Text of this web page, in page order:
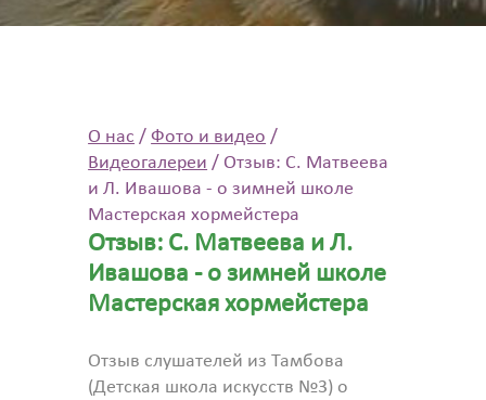
О нас /Фото и видео /
Видеогалереи / Отзыв: С. Матвеева
и Л. Ивашова - о зимней школе
Мастерская хормейстера
Отзыв: С. Матвеева и Л.
Ивашова - о зимней школе
Мастерская хормейстера
Отзыв слушателей из Тамбова
(Детская школа искусств №3) о